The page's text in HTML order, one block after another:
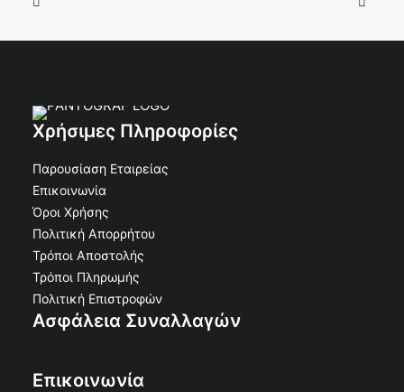
Χρήσιμες Πληροφορίες
Παρουσίαση Εταιρείας
Επικοινωνία
Όροι Χρήσης
Πολιτική Απορρήτου
Τρόποι Αποστολής
Τρόποι Πληρωμής
Πολιτική Επιστροφών
Ασφάλεια Συναλλαγών
Επικοινωνία